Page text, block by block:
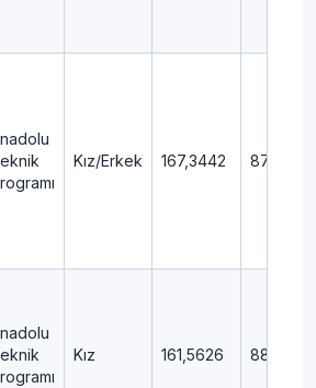
Kız/Erkek 167,3442 87,84
Kız 161,5626 88,88